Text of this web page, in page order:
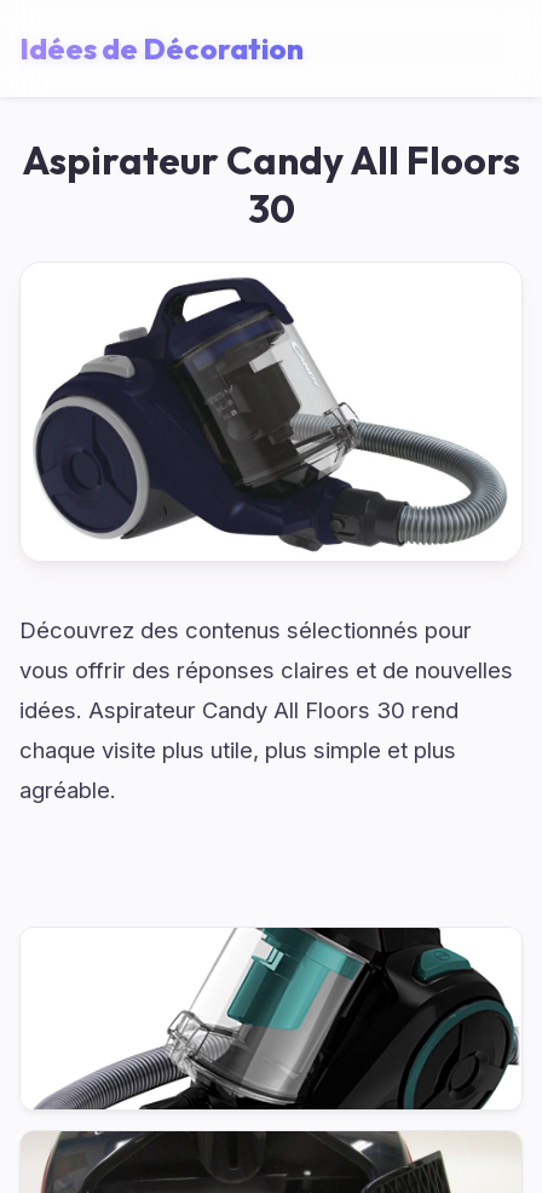
Idées de Décoration
Aspirateur Candy All Floors
30
Découvrez des contenus sélectionnés pour
vous offrir des réponses claires et de nouvelles
idées. Aspirateur Candy All Floors 30 rend
chaque visite plus utile, plus simple et plus
agréable.